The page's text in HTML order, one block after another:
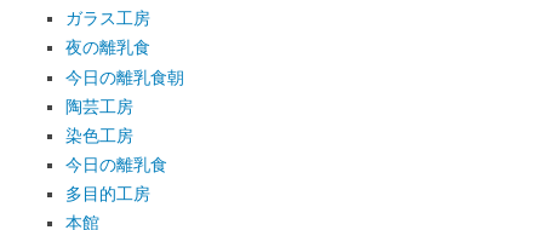
ガラス工房
夜の離乳食
今日の離乳食朝
陶芸工房
染色工房
今日の離乳食
多目的工房
本館